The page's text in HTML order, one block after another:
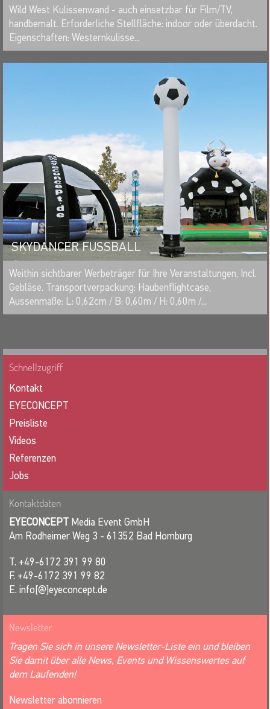
MERKEN
Wild West Kulissenwand - auch einsetzbar für Film/TV,
handbemalt. Erforderliche Stellfläche: indoor oder überdacht.
Eigenschaften: Westernkulisse...
SKYDANCER FUSSBALL
MERKEN
Weithin sichtbarer Werbeträger für Ihre Veranstaltungen, Incl.
Gebläse. Transportverpackung: Haubenflightcase,
Aussenmaße: L: 0,62cm / B: 0,60m / H: 0,60m /...
Schnellzugriff
Kontakt
EYECONCEPT
Preisliste
Videos
Referenzen
Jobs
Kontaktdaten
EYECONCEPT Media Event GmbH
Am Rodheimer Weg 3 - 61352 Bad Homburg
T. +49-6172 391 99 80
F. +49-6172 391 99 82
E. info[@]eyeconcept.de
Newsletter
Tragen Sie sich in unsere Newsletter-Liste ein und bleiben
Sie damit über alle News, Events und Wissenswertes auf
dem Laufenden!
Newsletter abonnieren